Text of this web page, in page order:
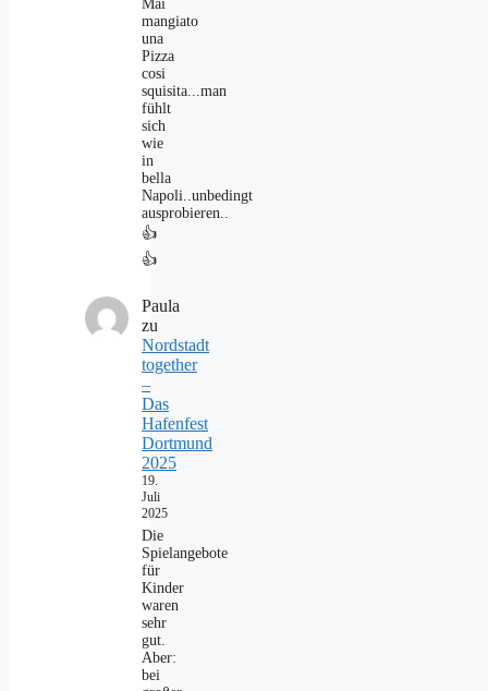
Mai
mangiato
una
Pizza
cosi
squisita...man
fühlt
sich
wie
in
bella
Napoli..unbedingt
ausprobieren..
👍
👍
Paula
zu
Nordstadt
together
–
Das
Hafenfest
Dortmund
2025
19.
Juli
2025
Die
Spielangebote
für
Kinder
waren
sehr
gut.
Aber:
bei